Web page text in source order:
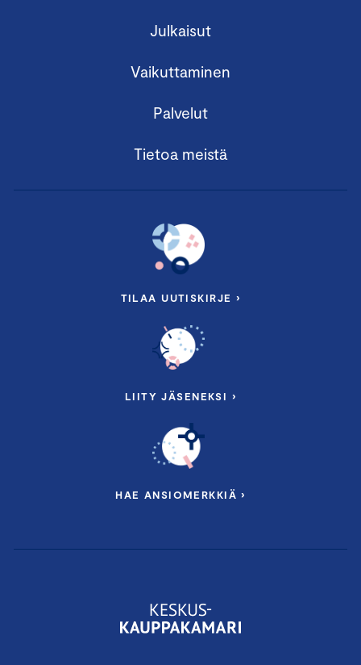
Julkaisut
Vaikuttaminen
Palvelut
Tietoa meistä
TILAA UUTISKIRJE ›
LIITY JÄSENEKSI ›
HAE ANSIOMERKKIÄ ›